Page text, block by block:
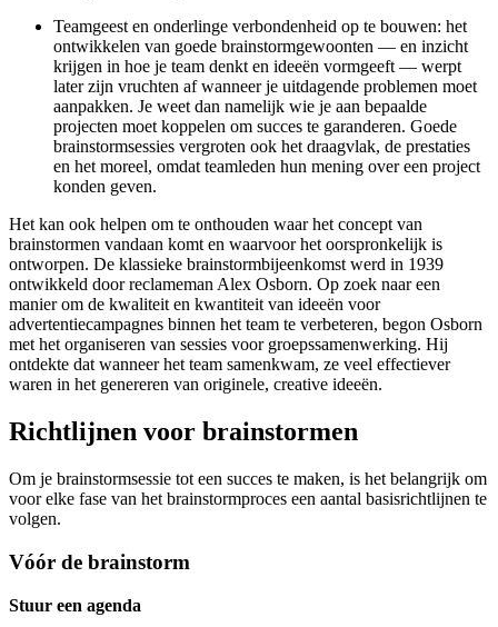
Teamgeest en onderlinge verbondenheid op te bouwen: het
ontwikkelen van goede brainstormgewoonten — en inzicht
krijgen in hoe je team denkt en ideeën vormgeeft — werpt
later zijn vruchten af wanneer je uitdagende problemen moet
aanpakken. Je weet dan namelijk wie je aan bepaalde
projecten moet koppelen om succes te garanderen. Goede
brainstormsessies vergroten ook het draagvlak, de prestaties
en het moreel, omdat teamleden hun mening over een project
konden geven.
Het kan ook helpen om te onthouden waar het concept van
brainstormen vandaan komt en waarvoor het oorspronkelijk is
ontworpen. De klassieke brainstormbijeenkomst werd in 1939
ontwikkeld door reclameman Alex Osborn. Op zoek naar een
manier om de kwaliteit en kwantiteit van ideeën voor
advertentiecampagnes binnen het team te verbeteren, begon Osborn
met het organiseren van sessies voor groepssamenwerking. Hij
ontdekte dat wanneer het team samenkwam, ze veel effectiever
waren in het genereren van originele, creative ideeën.
Richtlijnen voor brainstormen
Om je brainstormsessie tot een succes te maken, is het belangrijk om
voor elke fase van het brainstormproces een aantal basisrichtlijnen te
volgen.
Vóór de brainstorm
Stuur een agenda